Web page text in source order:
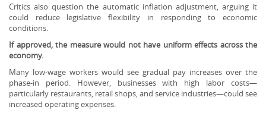
Critics also question the automatic inflation adjustment, arguing it
could reduce legislative flexibility in responding to economic
conditions.
If approved, the measure would not have uniform effects across the
economy.
Many low-wage workers would see gradual pay increases over the
phase-in period. However, businesses with high labor costs—
particularly restaurants, retail shops, and service industries—could see
increased operating expenses.